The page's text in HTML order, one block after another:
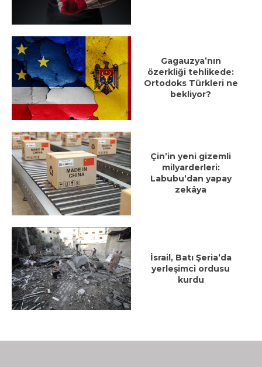
Gagauzya’nın
özerkliği tehlikede:
Ortodoks Türkleri ne
bekliyor?
Çin’in yeni gizemli
milyarderleri:
Labubu’dan yapay
zekâya
İsrail, Batı Şeria’da
yerleşimci ordusu
kurdu